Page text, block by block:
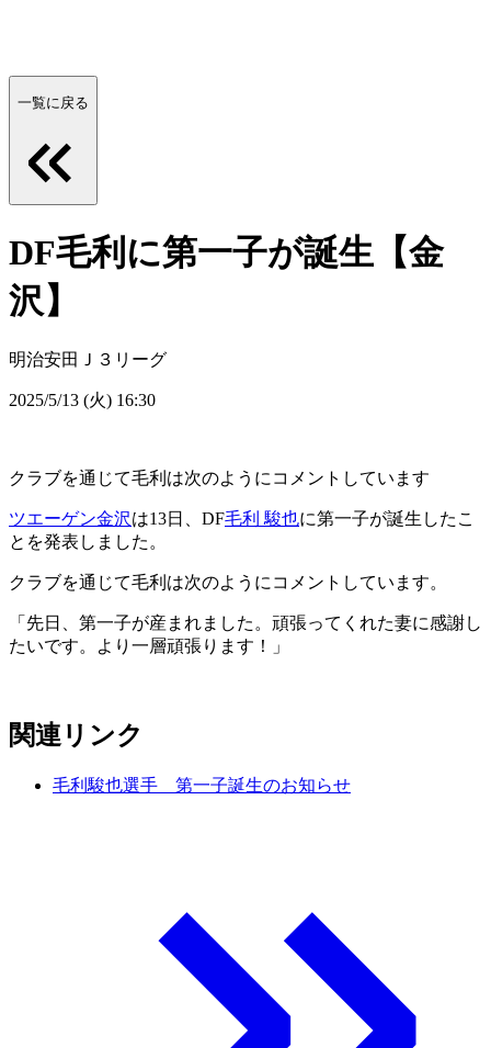
一覧に戻る
DF毛利に第一子が誕生【金
沢】
明治安田Ｊ３リーグ
2025/5/13 (火) 16:30
クラブを通じて毛利は次のようにコメントしています
ツエーゲン金沢は13日、DF毛利 駿也に第一子が誕生したこ
とを発表しました。
クラブを通じて毛利は次のようにコメントしています。
「先日、第一子が産まれました。頑張ってくれた妻に感謝し
たいです。より一層頑張ります！」
関連リンク
毛利駿也選手 第一子誕生のお知らせ